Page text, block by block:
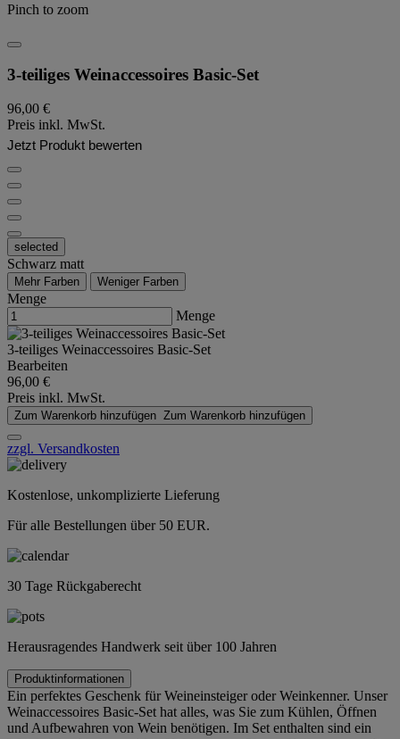
Pinch to zoom
3-teiliges Weinaccessoires Basic-Set
96,00 €
Preis inkl. MwSt.
Jetzt Produkt bewerten
selected
Schwarz matt
Mehr Farben Weniger Farben
Menge
Menge
3-teiliges Weinaccessoires Basic-Set
Bearbeiten
96,00 €
Preis inkl. MwSt.
Zum Warenkorb hinzufügen Zum Warenkorb hinzufügen
zzgl. Versandkosten
Kostenlose, unkomplizierte Lieferung
Für alle Bestellungen über 50 EUR.
30 Tage Rückgaberecht
Herausragendes Handwerk seit über 100 Jahren
Produktinformationen
Ein perfektes Geschenk für Weineinsteiger oder Weinkenner. Unser
Weinaccessoires Basic-Set hat alles, was Sie zum Kühlen, Öffnen
und Aufbewahren von Wein benötigen. Im Set enthalten sind ein